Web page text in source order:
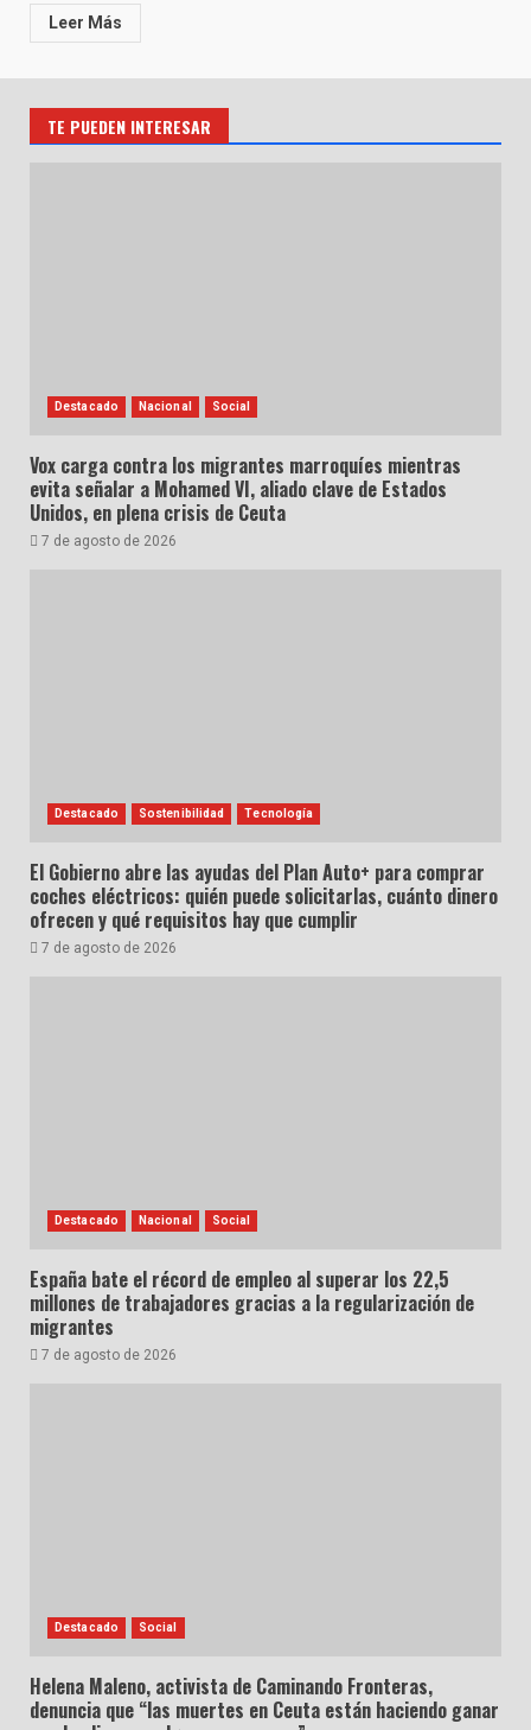
Leer Más
TE PUEDEN INTERESAR
Destacado Nacional Social
Vox carga contra los migrantes marroquíes mientras
evita señalar a Mohamed VI, aliado clave de Estados
Unidos, en plena crisis de Ceuta
7 de agosto de 2026
Destacado Sostenibilidad Tecnología
El Gobierno abre las ayudas del Plan Auto+ para comprar
coches eléctricos: quién puede solicitarlas, cuánto dinero
ofrecen y qué requisitos hay que cumplir
7 de agosto de 2026
Destacado Nacional Social
España bate el récord de empleo al superar los 22,5
millones de trabajadores gracias a la regularización de
migrantes
7 de agosto de 2026
Destacado Social
Helena Maleno, activista de Caminando Fronteras,
denuncia que “las muertes en Ceuta están haciendo ganar